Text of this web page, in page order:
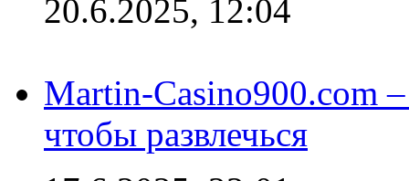
20.6.2025, 12:04
Martin-Casino900.com
чтобы развлечься